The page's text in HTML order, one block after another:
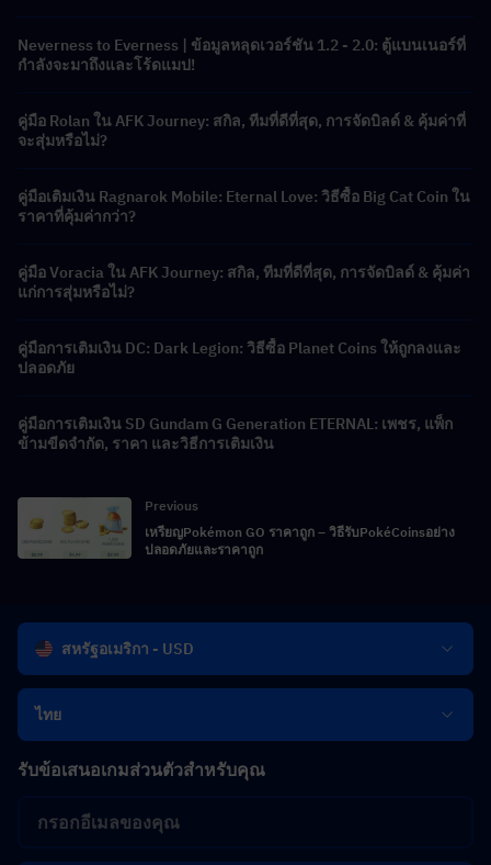
Neverness to Everness | ข้อมูลหลุดเวอร์ชัน 1.2 - 2.0: ตู้แบนเนอร์ที่
กำลังจะมาถึงและโร้ดแมป!
คู่มือ Rolan ใน AFK Journey: สกิล, ทีมที่ดีที่สุด, การจัดบิลด์ & คุ้มค่าที่
จะสุ่มหรือไม่?
คู่มือเติมเงิน Ragnarok Mobile: Eternal Love: วิธีซื้อ Big Cat Coin ใน
ราคาที่คุ้มค่ากว่า?
คู่มือ Voracia ใน AFK Journey: สกิล, ทีมที่ดีที่สุด, การจัดบิลด์ & คุ้มค่า
แก่การสุ่มหรือไม่?
คู่มือการเติมเงิน DC: Dark Legion: วิธีซื้อ Planet Coins ให้ถูกลงและ
ปลอดภัย
คู่มือการเติมเงิน SD Gundam G Generation ETERNAL: เพชร, แพ็ก
ข้ามขีดจำกัด, ราคา และวิธีการเติมเงิน
Previous
เหรียญPokémon GO ราคาถูก – วิธีรับPokéCoinsอย่าง
ปลอดภัยและราคาถูก
สหรัฐอเมริกา - USD
ไทย
รับข้อเสนอเกมส่วนตัวสำหรับคุณ